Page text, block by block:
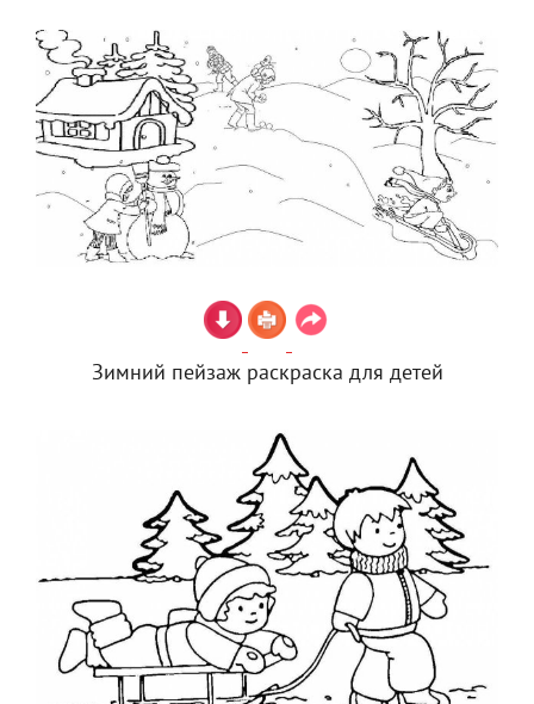
Зимний пейзаж раскраска для детей